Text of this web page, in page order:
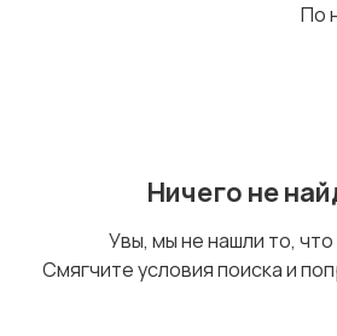
По
Ничего не
Увы, мы не нашли то, что
Смягчите условия поиска и